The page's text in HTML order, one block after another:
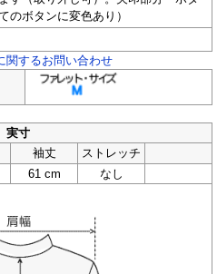
のボタンに変色あり）
問い合わせ
実寸
袖丈
ストレッチ
61 cm なし